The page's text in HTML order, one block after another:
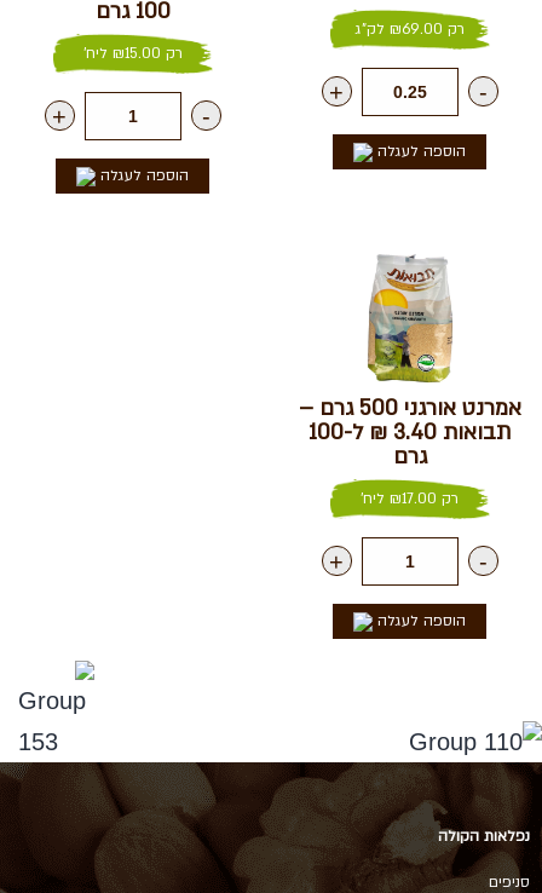
רק ₪69.00 לק"ג
-
+
הוספה לעגלה
100 גרם
רק ₪15.00 ליח'
-
+
הוספה לעגלה
אמרנט אורגני 500 גרם –
תבואות 3.40 ₪ ל-100
גרם
רק ₪17.00 ליח'
-
+
הוספה לעגלה
נפלאות הקולה
סניפים